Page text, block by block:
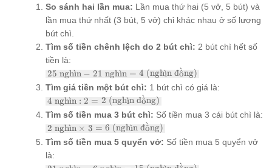
So sánh hai lần mua: Lần mua thứ hai (5 vở, 5 bút) và
lần mua thứ nhất (3 bút, 5 vở) chỉ khác nhau ở số lượng
bút chì.
Tìm số tiền chênh lệch do 2 bút chì: 2 bút chì hết số
tiền là:
25
\text{
nghìn}
- 21
\text{
nghìn}
= 4
\text{
(nghìn
đồng)}
25 nghı
ˋn − 21 nghı
ˋn = 4 (nghı
ˋn đo
ˆ
ˋng)
Tìm giá tiền một bút chì: 1 bút chì có giá là:
4
\text{
nghìn}
: 2 = 2
\text{
(nghìn
đồng)}
4 nghı
ˋn : 2 = 2 (nghı
ˋn đo
ˆ
ˋng)
Tìm số tiền mua 3 bút chì: Số tiền mua 3 cái bút chì là:
2
\text{
nghìn}
\times
2 nghı
ˋn × 3 = 6 (nghı
ˋn đo
ˆ
ˋng)
Tìm số tiền mua 5 quyển vở: Số tiền mua 5 quyển vở
là: